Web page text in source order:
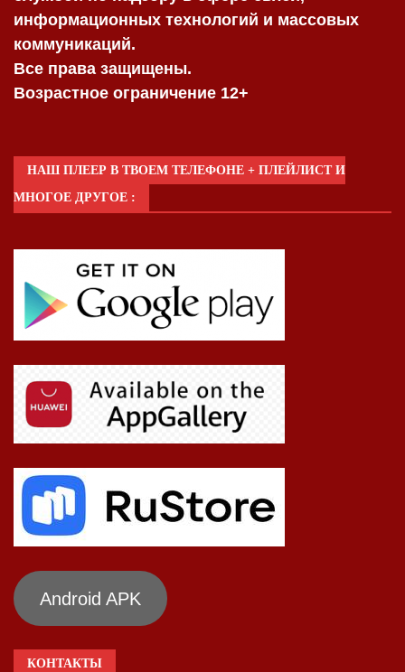
информационных технологий и массовых
коммуникаций.
Все права защищены.
Возрастное ограничение 12+
НАШ ПЛЕЕР В ТВОЕМ ТЕЛЕФОНЕ + ПЛЕЙЛИСТ И
МНОГОЕ ДРУГОЕ :
Android APK
КОНТАКТЫ